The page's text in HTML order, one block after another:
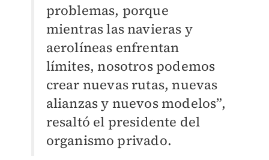
problemas, porque
mientras las navieras y
aerolíneas enfrentan
límites, nosotros podemos
crear nuevas rutas, nuevas
alianzas y nuevos modelos”,
resaltó el presidente del
organismo privado.